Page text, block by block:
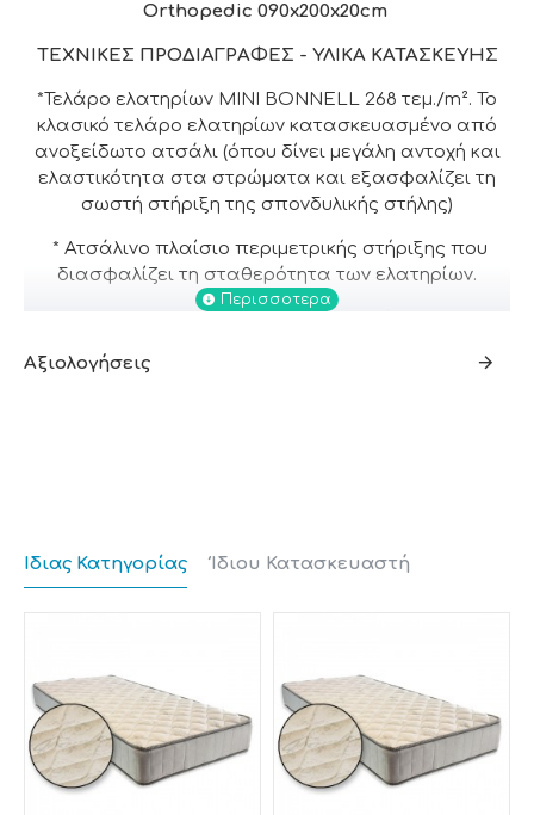
Orthopedic 090x200x20cm
ΤΕΧΝΙΚΕΣ ΠΡΟΔΙΑΓΡΑΦΕΣ - ΥΛΙΚΑ ΚΑΤΑΣΚΕΥΗΣ
*Τελάρο ελατηρίων MINI BONNELL 268 τεμ./m². Το
κλασικό τελάρο ελατηρίων κατασκευασμένο από
ανοξείδωτο ατσάλι (όπου δίνει μεγάλη αντοχή και
ελαστικότητα στα στρώματα και εξασφαλίζει τη
σωστή στήριξη της σπονδυλικής στήλης)
* Ατσάλινο πλαίσιο περιμετρικής στήριξης που
διασφαλίζει τη σταθερότητα των ελατηρίων.
υπολοίπων υλικών του στρώματος.
μεγάλης ελαστικότητας, το οποίο χαρακτηρίζεται
για την ανθεκτικότητα και την ευκαμψία του.
Είναι υγιεινό και απόλυτα ανατομικό. Λόγω του
σωστού αερισμού του δεν επιτρέπει την ανάπτυξη
Αξιολογήσεις
Ίδιας Κατηγορίας Ίδιου Κατασκευαστή